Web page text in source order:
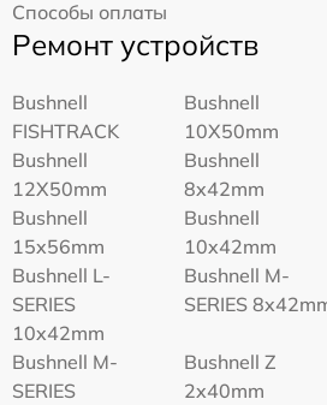
Способы оплаты
Ремонт устройств
Bushnell
FISHTRACK
Bushnell
10X50mm
Bushnell
12X50mm
Bushnell
8x42mm
Bushnell
15x56mm
Bushnell
10x42mm
Bushnell L-
SERIES
10x42mm
Bushnell M-
SERIES
Bushnell M-
SERIES
Bushnell Z
2x40mm